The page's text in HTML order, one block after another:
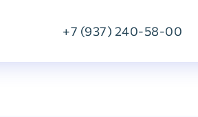
+7 (937) 240-58-00
Звонок или онлайн-